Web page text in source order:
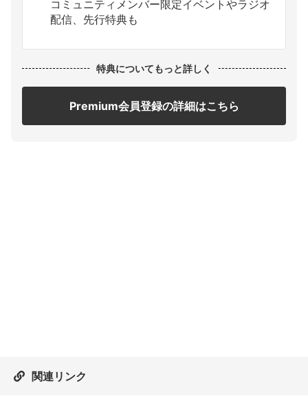
コミュニティメンバー限定イベントやラジオ
配信、先行特典も
特典についてもっと詳しく
Premium会員登録の詳細はこちら
関連リンク